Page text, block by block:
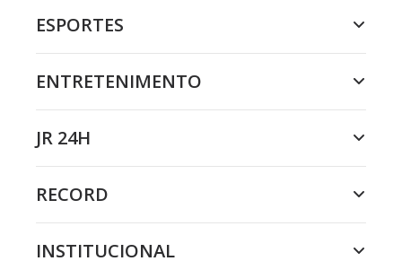
ESPORTES
ENTRETENIMENTO
JR 24H
RECORD
INSTITUCIONAL